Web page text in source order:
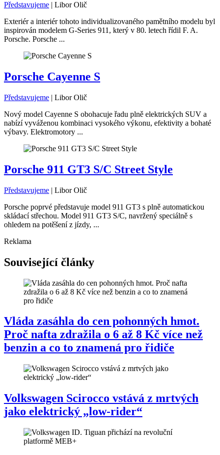
Představujeme | Libor Olič
Exteriér a interiér tohoto individualizovaného pamětního modelu byl
inspirován modelem G-Series 911, který v 80. letech řídil F. A.
Porsche. Porsche ...
Porsche Cayenne S
Představujeme | Libor Olič
Nový model Cayenne S obohacuje řadu plně elektrických SUV a
nabízí vyváženou kombinaci vysokého výkonu, efektivity a bohaté
výbavy. Elektromotory ...
Porsche 911 GT3 S/C Street Style
Představujeme | Libor Olič
Porsche poprvé představuje model 911 GT3 s plně automatickou
skládací střechou. Model 911 GT3 S/C, navržený speciálně s
ohledem na potěšení z jízdy, ...
Reklama
Související články
Vláda zasáhla do cen pohonných hmot.
Proč nafta zdražila o 6 až 8 Kč více než
benzin a co to znamená pro řidiče
Volkswagen Scirocco vstává z mrtvých
jako elektrický „low-rider“